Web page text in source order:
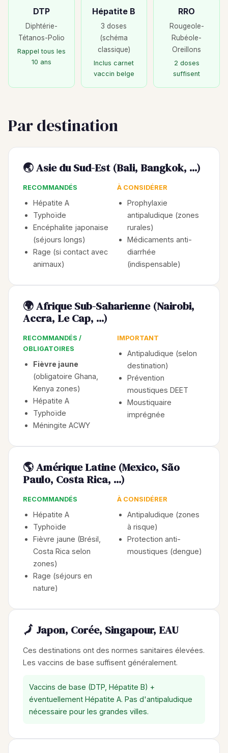
DTP
Diphtérie-
Tétanos-Polio
Rappel tous les
10 ans
Hépatite B
3 doses
(schéma
classique)
Inclus carnet
vaccin belge
RRO
Rougeole-
Rubéole-
Oreillons
2 doses
suffisent
Par destination
🌏 Asie du Sud-Est (Bali, Bangkok, ...)
RECOMMANDÉS
Hépatite A
Typhoïde
Encéphalite japonaise
(séjours longs)
Rage (si contact avec
animaux)
À CONSIDÉRER
Prophylaxie
antipaludique (zones
rurales)
Médicaments anti-
diarrhée
(indispensable)
🌍 Afrique Sub-Saharienne (Nairobi,
Accra, Le Cap, ...)
RECOMMANDÉS /
OBLIGATOIRES
Fièvre jaune
(obligatoire Ghana,
Kenya zones)
Hépatite A
Typhoïde
Méningite ACWY
IMPORTANT
Antipaludique (selon
destination)
Prévention
moustiques DEET
Moustiquaire
imprégnée
🌎 Amérique Latine (Mexico, São
Paulo, Costa Rica, ...)
RECOMMANDÉS
Hépatite A
Typhoïde
Fièvre jaune (Brésil,
Costa Rica selon
zones)
Rage (séjours en
nature)
À CONSIDÉRER
Antipaludique (zones
à risque)
Protection anti-
moustiques (dengue)
🗾 Japon, Corée, Singapour, EAU
Ces destinations ont des normes sanitaires élevées.
Les vaccins de base suffisent généralement.
Vaccins de base (DTP, Hépatite B) +
éventuellement Hépatite A. Pas d'antipaludique
nécessaire pour les grandes villes.